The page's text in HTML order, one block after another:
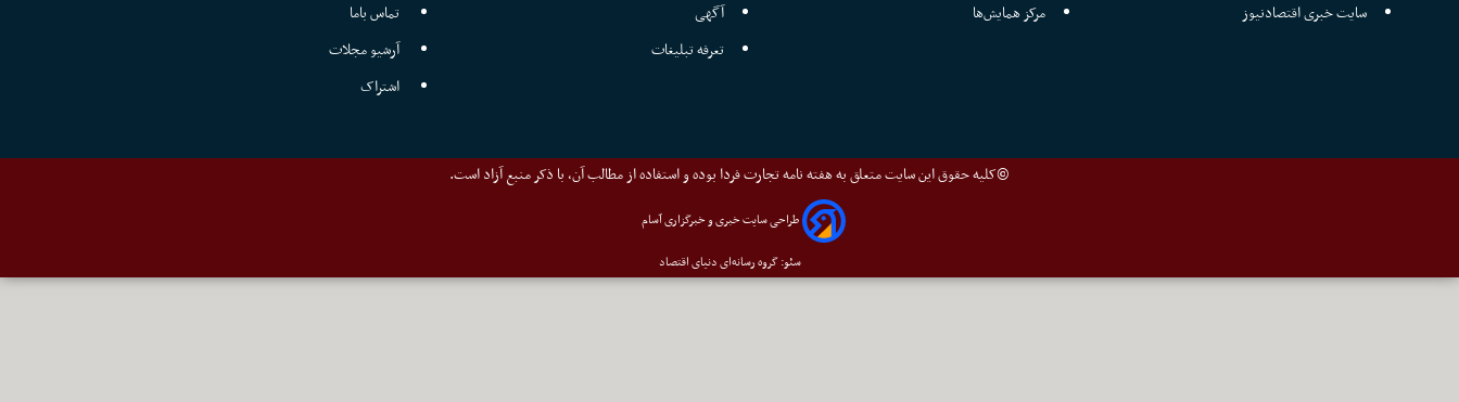
سایت خبری اقتصادنیوز
مرکز همایش‌ها
آگهی
تعرفه تبلیغات
تماس باما
آرشیو مجلات
اشتراک
©کلیه حقوق این سایت متعلق به هفته نامه تجارت فردا بوده و استفاده از مطالب آن، با ذکر منبع آزاد است.
طراحی سایت خبری و خبرگزاری آسام
سئو: گروه رسانه‌ای دنیای اقتصاد